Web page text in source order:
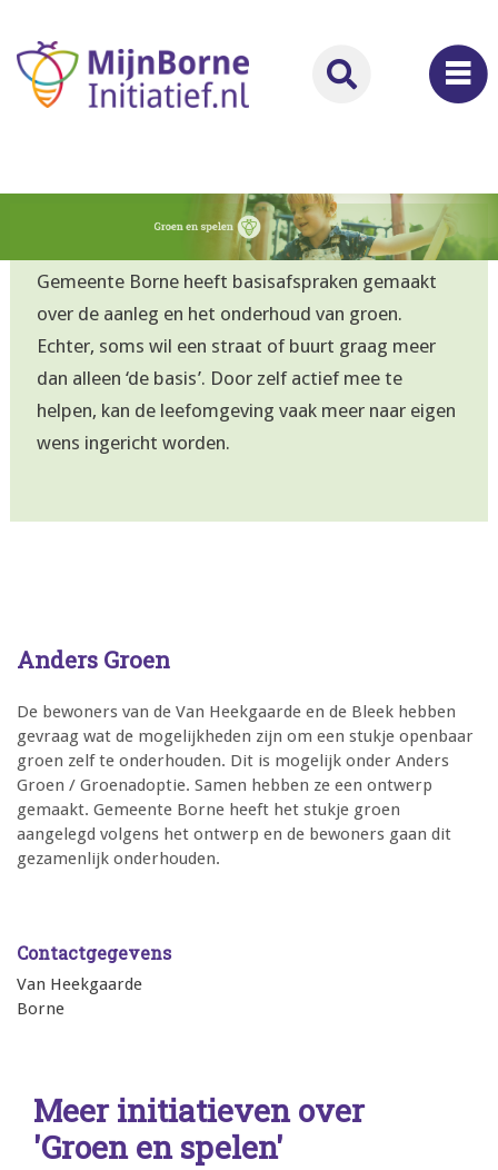
Gemeente Borne heeft basisafspraken gemaakt
over de aanleg en het onderhoud van groen.
Echter, soms wil een straat of buurt graag meer
dan alleen ‘de basis’. Door zelf actief mee te
helpen, kan de leefomgeving vaak meer naar eigen
wens ingericht worden.
Anders Groen
De bewoners van de Van Heekgaarde en de Bleek hebben
gevraag wat de mogelijkheden zijn om een stukje openbaar
groen zelf te onderhouden. Dit is mogelijk onder Anders
Groen / Groenadoptie. Samen hebben ze een ontwerp
gemaakt. Gemeente Borne heeft het stukje groen
aangelegd volgens het ontwerp en de bewoners gaan dit
gezamenlijk onderhouden.
Contactgegevens
Van Heekgaarde
Borne
Meer initiatieven over
'Groen en spelen'